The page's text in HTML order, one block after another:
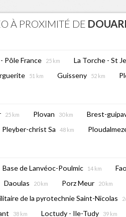
À PROXIMITÉ DE
Pôle France 25 km La Torche - St
51 km Guisseny 52 km
25 km Plovan 30 km Brest-
Pleyber-christ Sa 48 km
Base de Lanvéoc-Poulmic 14 km
Daoulas 20 km Porz Meur 20 km
de la pyrotechnie Saint-Nicolas
38 km Loctudy - Ile-Tudy 39 km